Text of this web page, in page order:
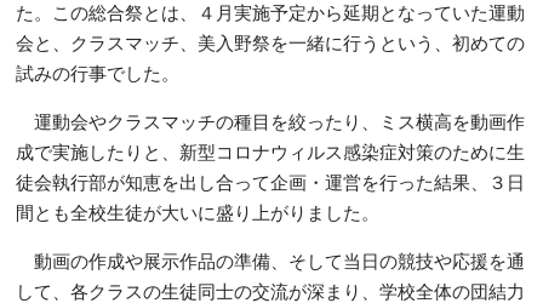
た。この総合祭とは、４月実施予定から延期となっていた運動
会と、クラスマッチ、美入野祭を一緒に行うという、初めての
試みの行事でした。
運動会やクラスマッチの種目を絞ったり、ミス横高を動画作
成で実施したりと、新型コロナウィルス感染症対策のために生
徒会執行部が知恵を出し合って企画・運営を行った結果、３日
間とも全校生徒が大いに盛り上がりました。
動画の作成や展示作品の準備、そして当日の競技や応援を通
して、各クラスの生徒同士の交流が深まり、学校全体の団結力